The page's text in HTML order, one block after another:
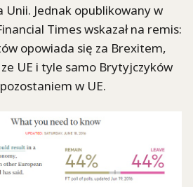
Unii. Jednak opublikowany w
Times wskazał na remis:
opowiada się za Brexitem,
UE i tyle samo Brytyjczyków
w UE.